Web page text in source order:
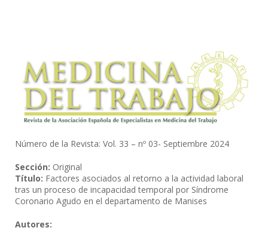
Número de la Revista: Vol. 33 – nº 03- Septiembre 2024
Sección: Original
Título: Factores asociados al retorno a la actividad laboral
tras un proceso de incapacidad temporal por Síndrome
Coronario Agudo en el departamento de Manises
Autores: